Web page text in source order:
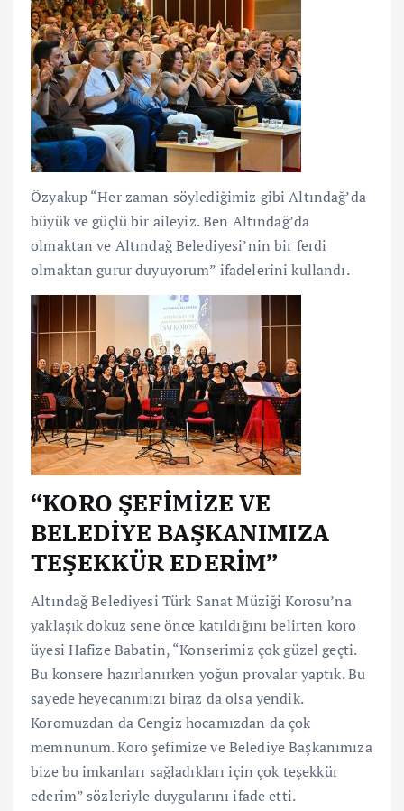
Özyakup “Her zaman söylediğimiz gibi Altındağ’da
büyük ve güçlü bir aileyiz. Ben Altındağ’da
olmaktan ve Altındağ Belediyesi’nin bir ferdi
olmaktan gurur duyuyorum” ifadelerini kullandı.
“KORO ŞEFİMİZE VE
BELEDİYE BAŞKANIMIZA
TEŞEKKÜR EDERİM”
Altındağ Belediyesi Türk Sanat Müziği Korosu’na
yaklaşık dokuz sene önce katıldığını belirten koro
üyesi Hafize Babatin, “Konserimiz çok güzel geçti.
Bu konsere hazırlanırken yoğun provalar yaptık. Bu
sayede heyecanımızı biraz da olsa yendik.
Koromuzdan da Cengiz hocamızdan da çok
memnunum. Koro şefimize ve Belediye Başkanımıza
bize bu imkanları sağladıkları için çok teşekkür
ederim” sözleriyle duygularını ifade etti.